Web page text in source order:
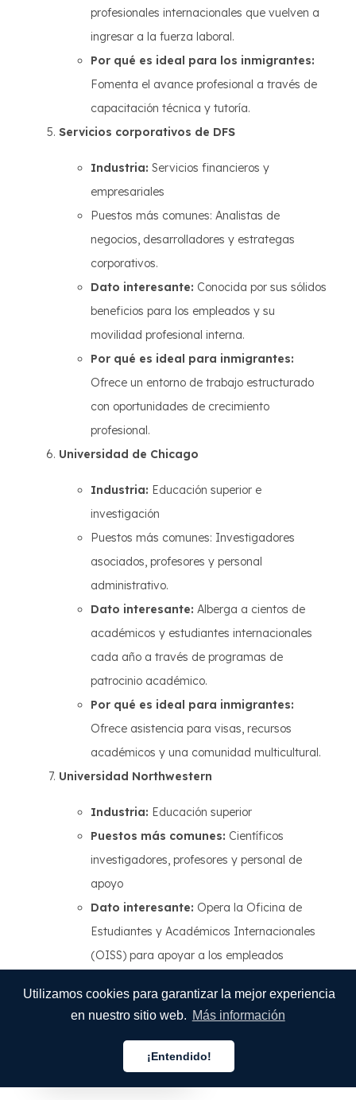
Utilizamos cookies para garantizar la mejor experiencia
en nuestro sitio web. Más información
¡Entendido!
profesionales internacionales que vuelven a
ingresar a la fuerza laboral.
Por qué es ideal para los inmigrantes:
Fomenta el avance profesional a través de
capacitación técnica y tutoría.
Servicios corporativos de DFS
Industria: Servicios financieros y
empresariales
Puestos más comunes: Analistas de
negocios, desarrolladores y estrategas
corporativos.
Dato interesante: Conocida por sus sólidos
beneficios para los empleados y su
movilidad profesional interna.
Por qué es ideal para inmigrantes:
Ofrece un entorno de trabajo estructurado
con oportunidades de crecimiento
profesional.
Universidad de Chicago
Industria: Educación superior e
investigación
Puestos más comunes: Investigadores
asociados, profesores y personal
administrativo.
Dato interesante: Alberga a cientos de
académicos y estudiantes internacionales
cada año a través de programas de
patrocinio académico.
Por qué es ideal para inmigrantes:
Ofrece asistencia para visas, recursos
académicos y una comunidad multicultural.
Universidad Northwestern
Industria: Educación superior
Puestos más comunes: Científicos
investigadores, profesores y personal de
apoyo
Dato interesante: Opera la Oficina de
Estudiantes y Académicos Internacionales
(OISS) para apoyar a los empleados
Por qué es ideal para inmigrantes:
universitarios y crecimiento académico.
Gestión de Grandison
Español